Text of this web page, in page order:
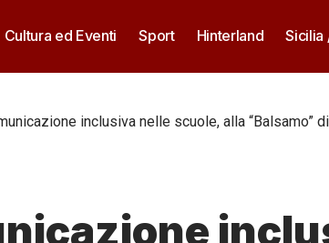
Cultura ed Eventi Sport Hinterland Sicilia
inclusiva nelle scuole, alla “Balsamo”